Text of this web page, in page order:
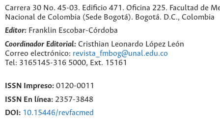
Carrera 30 No. 45-03. Edificio 471. Oficina 225. Facultad de
Nacional de Colombia (Sede Bogotá). Bogotá. D.C., Colombia
Editor: Franklin Escobar-Córdoba
Coordinador Editorial: Cristhian Leonardo López León
Correo electrónico: revista_fmbog@unal.edu.co
Tel: 3165145-316 5000, Ext. 15161
ISSN Impreso: 0120-0011
ISSN En línea: 2357-3848
DOI: 10.15446/revfacmed